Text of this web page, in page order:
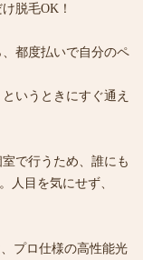
脱毛OK！
都度払いで自分のペ
いうときにすぐ通え
で行うため、誰にも
人目を気にせず、
プロ仕様の高性能光